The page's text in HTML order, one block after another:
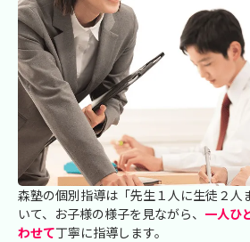
森塾の個別指導は「先生１人に生徒２人
いて、お子様の様子を見ながら、 一人ひ
わせて丁寧に指導します。